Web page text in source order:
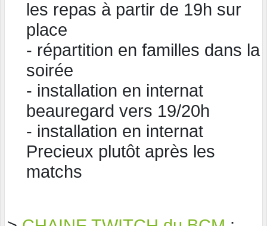
les repas à partir de 19h sur
place
- ⁠répartition en familles dans la
soirée
- ⁠installation en internat
beauregard vers 19/20h
- ⁠installation en internat
Precieux plutôt après les
matchs